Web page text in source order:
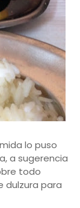
lo puso
a sugerencia
todo
dulzura para